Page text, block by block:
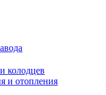
колодцев
и отопления